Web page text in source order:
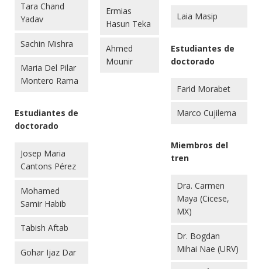
Tara Chand
Yadav
Sachin Mishra
Maria Del Pilar
Montero Rama
Estudiantes de
doctorado
Josep Maria
Cantons Pérez
Mohamed
Samir Habib
Tabish Aftab
Gohar Ijaz Dar
Ermias
Hasun Teka
Ahmed
Mounir
Laia Masip
Estudiantes de
doctorado
Farid Morabet
Marco Cujilema
Miembros del
tren
Dra. Carmen
Maya (Cicese,
MX)
Dr. Bogdan
Mihai Nae (URV)